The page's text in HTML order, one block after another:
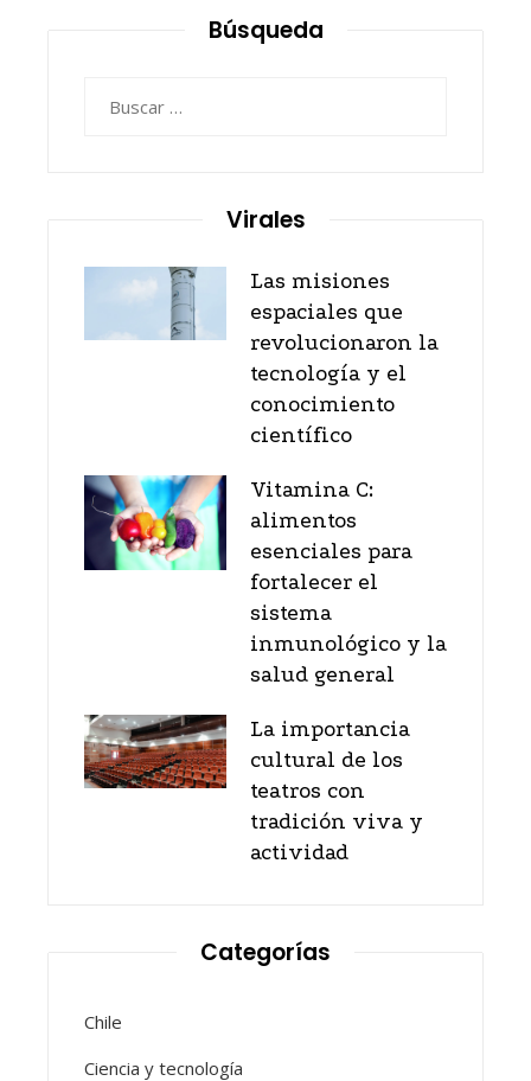
Búsqueda
Virales
Las misiones
espaciales que
revolucionaron la
tecnología y el
conocimiento
científico
Vitamina C:
alimentos
esenciales para
fortalecer el
sistema
inmunológico y la
salud general
La importancia
cultural de los
teatros con
tradición viva y
actividad
Categorías
Chile
Ciencia y tecnología